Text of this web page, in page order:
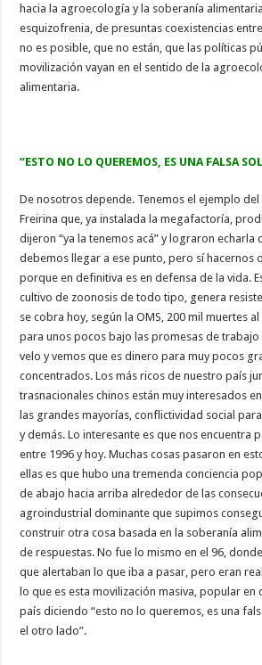
hacia la agroecología y la soberanía
esquizofrenia, de presuntas coexistencias
no es posible, que no están, que las políticas
movilización vayan en el sentido de la
alimentaria.
“ESTO NO LO QUEREMOS, ES UNA FALSA
De nosotros depende. Tenemos el ejemplo
Freirina que, ya instalada la megafactoría,
dijeron “ya la tenemos acá” y lograron echarla
debemos llegar a ese punto, pero sí hacernos
porque en definitiva es en defensa de la vida.
cultivo de zoonosis de todo tipo, genera
se cobra hoy, según la OMS, 200 mil muertes
para unos pocos bajo las promesas de trabajo
velo y vemos que es dinero para muy pocos
concentrados. Los más ricos de nuestro país
trasnacionales chinos están muy interesados
las grandes mayorías, conflictividad social
y demás. Lo interesante es que nos encuentra
entre 1996 y hoy. Muchas cosas pasaron en
ellas es que hubo una tremenda conciencia
de abajo hacia arriba alrededor de las
agroindustrial dominante que supimos
construir otra cosa basada en la soberanía
de respuestas. No fue lo mismo en el 96,
que alertaban lo que iba a pasar, pero eran
lo que es esta movilización masiva, popular en
país diciendo “esto no lo queremos, es una
el otro lado”.